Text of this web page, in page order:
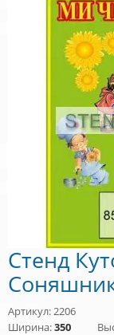
Стенд
Артикул: 2206
Ширина:350